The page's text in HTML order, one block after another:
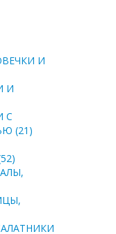
И
И
С
(21)